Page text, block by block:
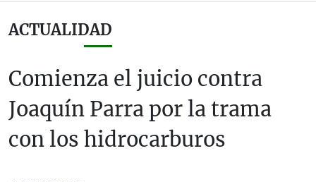
ACTUALIDAD
Comienza el juicio contra
Joaquín Parra por la trama
con los hidrocarburos